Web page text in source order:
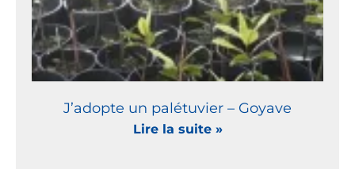
J’adopte un palétuvier – Goyave
Lire la suite »